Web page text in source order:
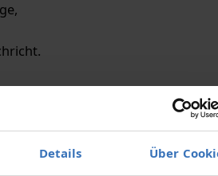
Details Über
Erhebungen sind